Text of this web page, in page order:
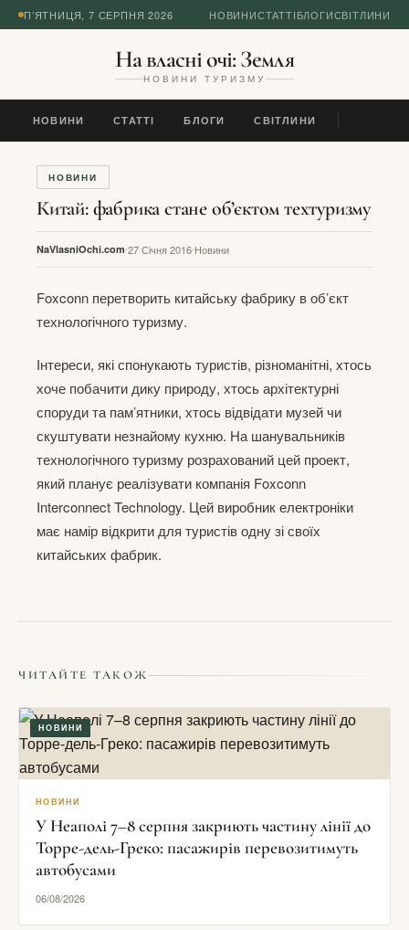
П’ЯТНИЦЯ, 7 СЕРПНЯ 2026 НОВИНИСТАТТІБЛОГИСВІТЛИНИ
На власні очі: Земля
НОВИНИ ТУРИЗМУ
НОВИНИ СТАТТІ БЛОГИ СВІТЛИНИ
НОВИНИ
Китай: фабрика стане об’єктом техтуризму
NaVlasniOchi.com 27 Січня 2016 Новини
Foxconn перетворить китайську фабрику в об’єкт
технологічного туризму.
Інтереси, які спонукають туристів, різноманітні, хтось
хоче побачити дику природу, хтось архітектурні
споруди та пам’ятники, хтось відвідати музей чи
скуштувати незнайому кухню. На шанувальників
технологічного туризму розрахований цей проект,
який планує реалізувати компанія Foxconn
Interconnect Technology. Цей виробник електроніки
має намір відкрити для туристів одну зі своїх
китайських фабрик.
ЧИТАЙТЕ ТАКОЖ
НОВИНИ
НОВИНИ
У Неаполі 7–8 серпня закриють частину лінії до
Торре-дель-Греко: пасажирів перевозитимуть
автобусами
06/08/2026